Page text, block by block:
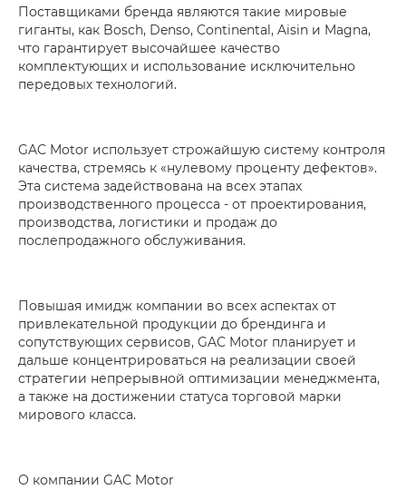
Поставщиками бренда являются такие мировые
гиганты, как Bosch, Denso, Continental, Aisin и Magna,
что гарантирует высочайшее качество
комплектующих и использование исключительно
передовых технологий.
GAC Motor использует строжайшую систему контроля
качества, стремясь к «нулевому проценту дефектов».
Эта система задействована на всех этапах
производственного процесса - от проектирования,
производства, логистики и продаж до
послепродажного обслуживания.
Повышая имидж компании во всех аспектах от
привлекательной продукции до брендинга и
сопутствующих сервисов, GAC Motor планирует и
дальше концентрироваться на реализации своей
стратегии непрерывной оптимизации менеджмента,
а также на достижении статуса торговой марки
мирового класса.
О компании GAC Motor